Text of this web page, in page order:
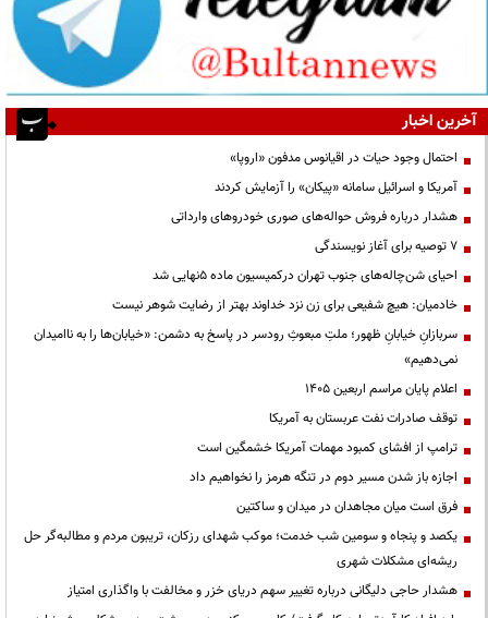
آخرین اخبار
احتمال وجود حیات در اقیانوس مدفون «اروپا»
آمریکا و اسرائیل سامانه «پیکان» را آزمایش کردند
هشدار درباره فروش حواله‌های صوری خودروهای وارداتی
۷ توصیه برای آغاز نویسندگی
احیای شن‌چاله‌های جنوب تهران درکمیسیون ماده ۵نهایی شد
خادمیان: هیچ شفیعی برای زن نزد خداوند بهتر از رضایت شوهر نیست
سربازانِ خیابانِ ظهور؛ ملتِ مبعوثِ رودسر در پاسخ به دشمن: «خیابان‌ها را به ناامیدان
نمی‌دهیم»
اعلام پایان مراسم اربعین ۱۴۰۵
توقف صادرات نفت عربستان به آمریکا
ترامپ از افشای کمبود مهمات آمریکا خشمگین است
اجازه باز شدن مسیر دوم در تنگه هرمز را نخواهیم داد
فرق است میان مجاهدان در میدان و ساکتین
یکصد و پنجاه و سومین شب خدمت؛ موکب شهدای رزکان، تریبون مردم و مطالبه‌گر حل
ریشه‌ای مشکلات شهری
هشدار حاجی دلیگانی درباره تغییر سهم دریای خزر و مخالفت با واگذاری امتیاز